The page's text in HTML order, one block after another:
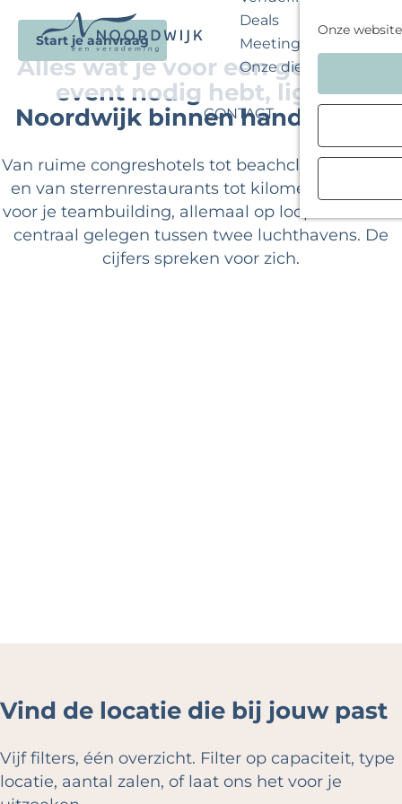
Onze
G
n
d
e
Deals
Meeting Guide
Onze diensten
CONTACT
Start je aanvraag
Alles wat je voor een geslaagd
event nodig hebt, ligt in
Noordwijk binnen handbereik.
Van ruime congreshotels tot beachclubs aan zee,
en van sterrenrestaurants tot kilometers strand
voor je teambuilding, allemaal op loopafstand en
centraal gelegen tussen twee luchthavens. De
cijfers spreken voor zich.
Vind de locatie die bij jouw past
Vijf filters, één overzicht. Filter op capaciteit, type
locatie, aantal zalen, of laat ons het voor je